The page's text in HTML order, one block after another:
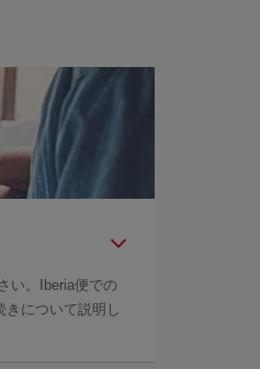
い。Iberia便での
きについて説明し